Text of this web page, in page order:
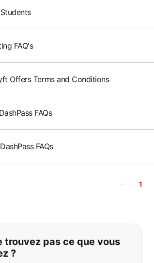
FAQ's
Offers Terms and Conditions
FAQs
FAQs
1
ne trouvez pas ce
trouvez pas ce que vous
?